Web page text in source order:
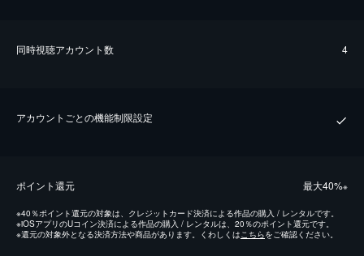
同時視聴アカウント数 4
アカウントごとの機能制限設定
ポイント還元 最⼤40%※
※40％ポイント還元の対象は、クレジットカード決済による作品の購入 / レンタルです。
※iOSアプリのUコイン決済による作品の購入 / レンタルは、20％のポイント還元です。
※還元の対象外となる決済方法や商品があります。くわしくは こちらをご確認ください。